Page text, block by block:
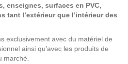
enseignes, surfaces en PVC,
tant l’extérieur que l’intérieur des
exclusivement avec du matériel de
ainsi qu’avec les produits de
marché.